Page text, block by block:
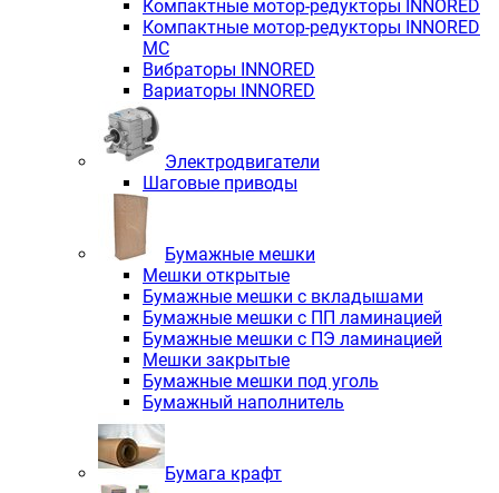
Компактные мотор-редукторы INNORED
Компактные мотор-редукторы INNORED
MC
Вибраторы INNORED
Вариаторы INNORED
Электродвигатели
Шаговые приводы
Бумажные мешки
Мешки открытые
Бумажные мешки с вкладышами
Бумажные мешки с ПП ламинацией
Бумажные мешки с ПЭ ламинацией
Мешки закрытые
Бумажные мешки под уголь
Бумажный наполнитель
Бумага крафт